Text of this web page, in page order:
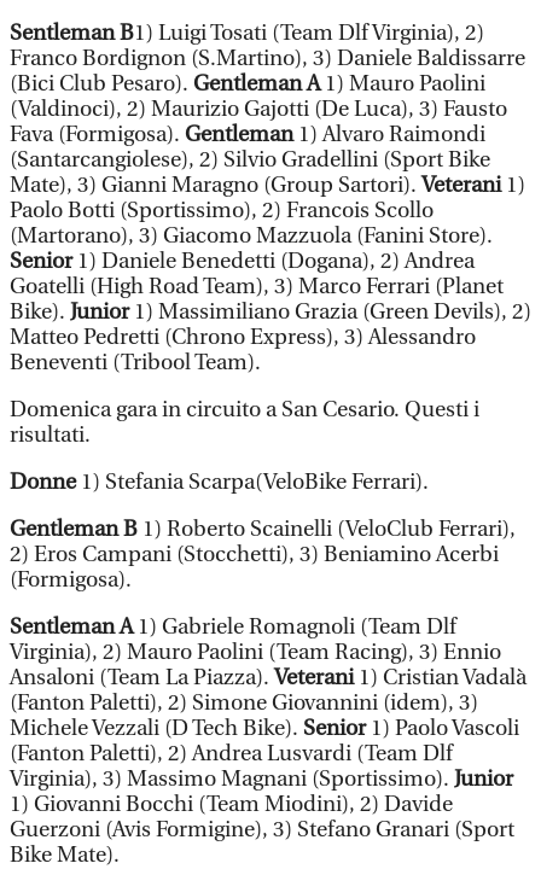
Sentleman B1) Luigi Tosati (Team Dlf Virginia), 2)
Franco Bordignon (S.Martino), 3) Daniele Baldissarre
(Bici Club Pesaro). Gentleman A1) Mauro Paolini
(Valdinoci), 2) Maurizio Gajotti (De Luca), 3) Fausto
Fava (Formigosa). Gentleman1) Alvaro Raimondi
(Santarcangiolese), 2) Silvio Gradellini (Sport Bike
Mate), 3) Gianni Maragno (Group Sartori).Veterani1)
Paolo Botti (Sportissimo), 2) Francois Scollo
(Martorano), 3) Giacomo Mazzuola (Fanini Store).
Senior1) Daniele Benedetti (Dogana), 2) Andrea
Goatelli (High Road Team), 3) Marco Ferrari (Planet
Bike). Junior1) Massimiliano Grazia (Green Devils), 2)
Matteo Pedretti (Chrono Express), 3) Alessandro
Beneventi (Tribool Team).
Domenica gara in circuito a San Cesario. Questi i
risultati.
Donne1) Stefania Scarpa(VeloBike Ferrari).
Gentleman B 1) Roberto Scainelli (VeloClub Ferrari),
2) Eros Campani (Stocchetti), 3) Beniamino Acerbi
(Formigosa).
Sentleman A1) Gabriele Romagnoli (Team Dlf
Virginia), 2) Mauro Paolini (Team Racing), 3) Ennio
Ansaloni (Team La Piazza).Veterani1) Cristian Vadalà
(Fanton Paletti), 2) Simone Giovannini (idem), 3)
Michele Vezzali (D Tech Bike). Senior1) Paolo Vascoli
(Fanton Paletti), 2) Andrea Lusvardi (Team Dlf
Virginia), 3) Massimo Magnani (Sportissimo). Junior
1) Giovanni Bocchi (Team Miodini), 2) Davide
Guerzoni (Avis Formigine), 3) Stefano Granari (Sport
Bike Mate).